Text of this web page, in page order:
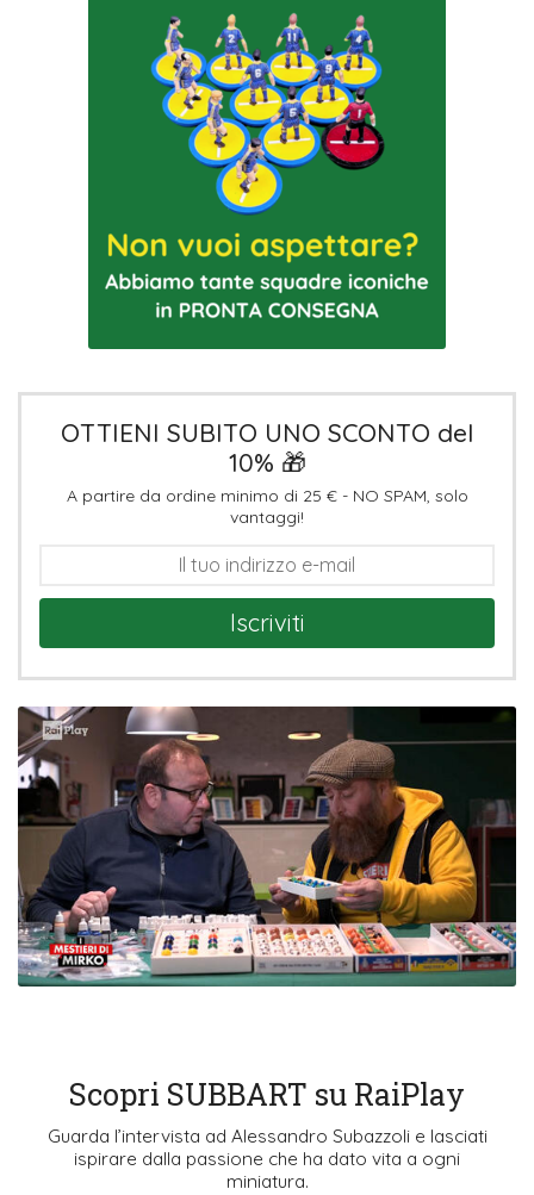
OTTIENI SUBITO UNO SCONTO del
10% 🎁
A partire da ordine minimo di 25 € - NO SPAM, solo
vantaggi!
Iscriviti
Scopri SUBBART su RaiPlay
Guarda l’intervista ad Alessandro Subazzoli e lasciati
ispirare dalla passione che ha dato vita a ogni
miniatura.